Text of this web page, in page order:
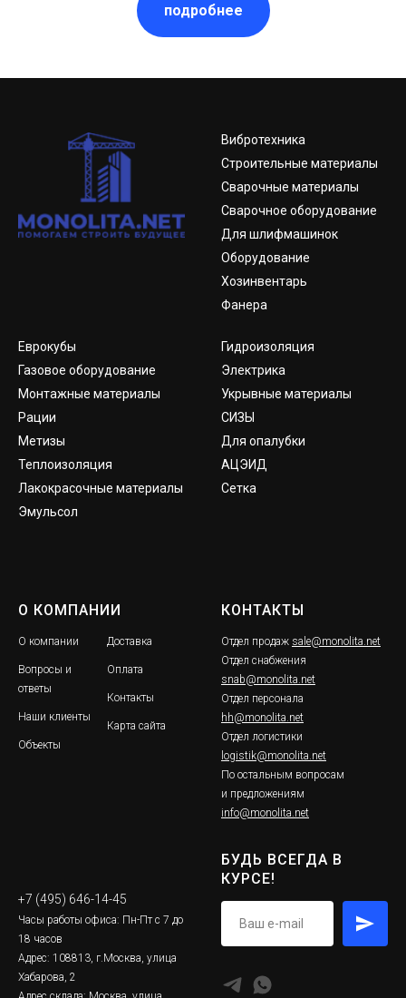
подробнее
Вибротехника
Строительные материалы
Сварочные материалы
Сварочное оборудование
Для шлифмашинок
Оборудование
Хозинвентарь
Фанера
Еврокубы
Газовое оборудование
Монтажные материалы
Рации
Метизы
Теплоизоляция
Лакокрасочные материалы
Эмульсол
Гидроизоляция
Электрика
Укрывные материалы
СИЗЫ
Для опалубки
АЦЭИД
Сетка
О КОМПАНИИ
О компании
Вопросы и
ответы
Наши клиенты
Объекты
Доставка
Оплата
Контакты
Карта сайта
КОНТАКТЫ
Отдел продаж sale@monolita.net
Отдел снабжения
snab@monolita.net
Отдел персонала
hh@monolita.net
Отдел логистики
logistik@monolita.net
По остальным вопросам
и предложениям
info@monolita.net
+7 (495) 646-14-45
Часы работы офиса: Пн-Пт с 7 до
18 часов
Адрес: 108813, г.Москва, улица
Хабарова, 2
БУДЬ ВСЕГДА В
КУРСЕ!